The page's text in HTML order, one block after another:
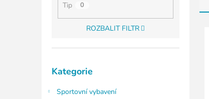
Tip 0
ROZBALIT FILTR
kategorie
Kategorie
Sportovní vybavení
e